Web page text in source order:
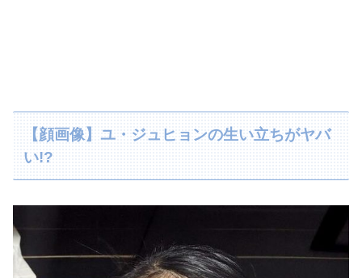
【顔画像】ユ・ジュヒョンの生い立ちがヤバ
い!?